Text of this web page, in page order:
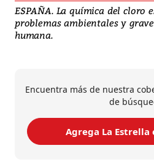
ESPAÑA. La química del cloro
problemas ambientales y
humana.
Encuentra más de nuestra
de
Agrega La Estrella